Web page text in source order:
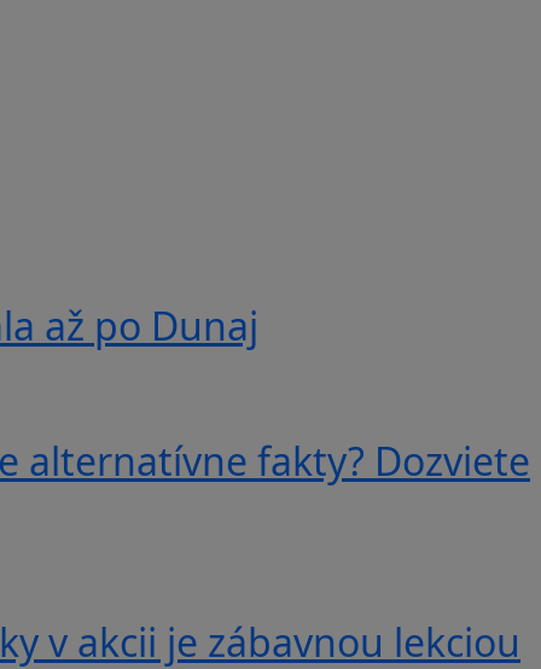
až po Dunaj
alternatívne fakty? Dozviete
v akcii je zábavnou lekciou